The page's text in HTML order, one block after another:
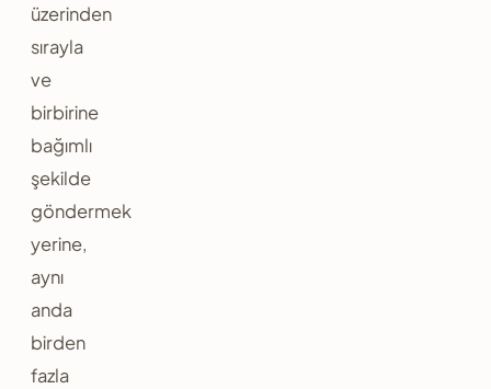
üzerinden
sırayla
ve
birbirine
bağımlı
şekilde
göndermek
yerine,
aynı
anda
birden
fazla